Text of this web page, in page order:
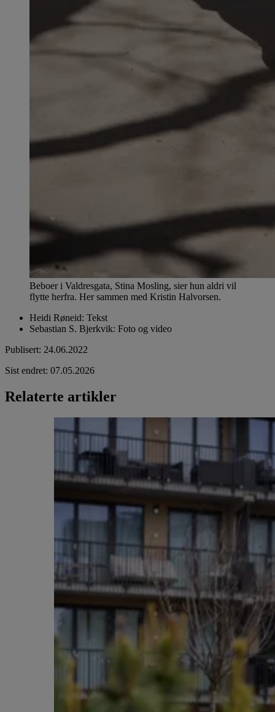
Beboer i Valdresgata, Stina Mosling, sier hun aldri vil
flytte herfra. Her sammen med Kristin Halvorsen.
Heidi Røneid: Tekst
Sebastian S. Bjerkvik: Foto og video
Publisert: 24.06.2022
Sist endret: 07.05.2026
Relaterte artikler